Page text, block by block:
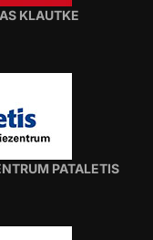
KLAUTKE
PATALETIS